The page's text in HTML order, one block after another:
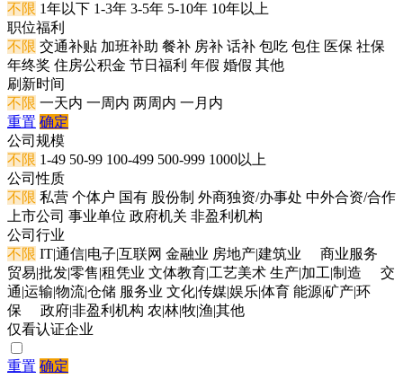
不限 1年以下 1-3年 3-5年 5-10年 10年以上
职位福利
不限 交通补贴 加班补助 餐补 房补 话补 包吃 包住 医保 社保
年终奖 住房公积金 节日福利 年假 婚假 其他
刷新时间
不限 一天内 一周内 两周内 一月内
重置 确定
公司规模
不限 1-49 50-99 100-499 500-999 1000以上
公司性质
不限 私营 个体户 国有 股份制 外商独资/办事处 中外合资/合作
上市公司 事业单位 政府机关 非盈利机构
公司行业
不限 IT|通信|电子|互联网 金融业 房地产|建筑业
商业服务
贸易|批发|零售|租凭业 文体教育|工艺美术 生产|加工|制造
交
通|运输|物流|仓储 服务业 文化|传媒|娱乐|体育 能源|矿产|环
保
政府|非盈利机构 农|林|牧|渔|其他
仅看认证企业
重置 确定